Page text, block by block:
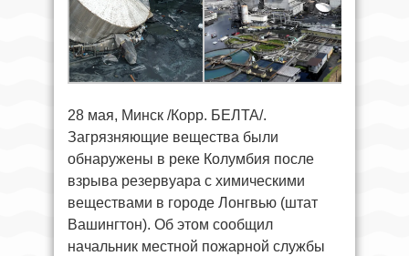
28 мая, Минск /Корр. БЕЛТА/.
Загрязняющие вещества были
обнаружены в реке Колумбия после
взрыва резервуара с химическими
веществами в городе Лонгвью (штат
Вашингтон). Об этом сообщил
начальник местной пожарной службы